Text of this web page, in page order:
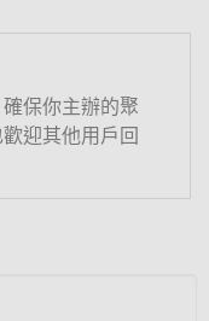
保你主辦的聚
迎其他用戶回